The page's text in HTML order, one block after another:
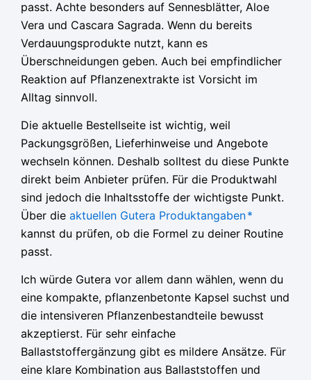
passt. Achte besonders auf Sennesblätter, Aloe
Vera und Cascara Sagrada. Wenn du bereits
Verdauungsprodukte nutzt, kann es
Überschneidungen geben. Auch bei empfindlicher
Reaktion auf Pflanzenextrakte ist Vorsicht im
Alltag sinnvoll.
Die aktuelle Bestellseite ist wichtig, weil
Packungsgrößen, Lieferhinweise und Angebote
wechseln können. Deshalb solltest du diese Punkte
direkt beim Anbieter prüfen. Für die Produktwahl
sind jedoch die Inhaltsstoffe der wichtigste Punkt.
Über die aktuellen Gutera Produktangaben*
kannst du prüfen, ob die Formel zu deiner Routine
passt.
Ich würde Gutera vor allem dann wählen, wenn du
eine kompakte, pflanzenbetonte Kapsel suchst und
die intensiveren Pflanzenbestandteile bewusst
akzeptierst. Für sehr einfache
Ballaststoffergänzung gibt es mildere Ansätze. Für
eine klare Kombination aus Ballaststoffen und